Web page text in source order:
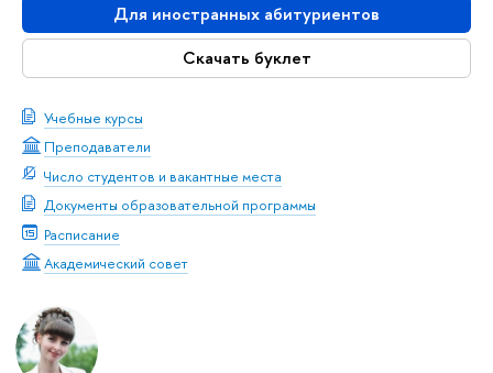
Для иностранных абитуриентов
Скачать буклет
Учебные курсы
Преподаватели
Число студентов и вакантные места
Документы образовательной программы
Расписание
Академический совет